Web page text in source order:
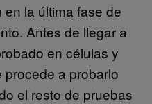
la última fase de
Antes de llegar a
en células y
a probarlo
el resto de pruebas